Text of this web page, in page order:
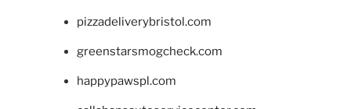
pizzadeliverybristol.com
greenstarsmogcheck.com
happypawspl.com